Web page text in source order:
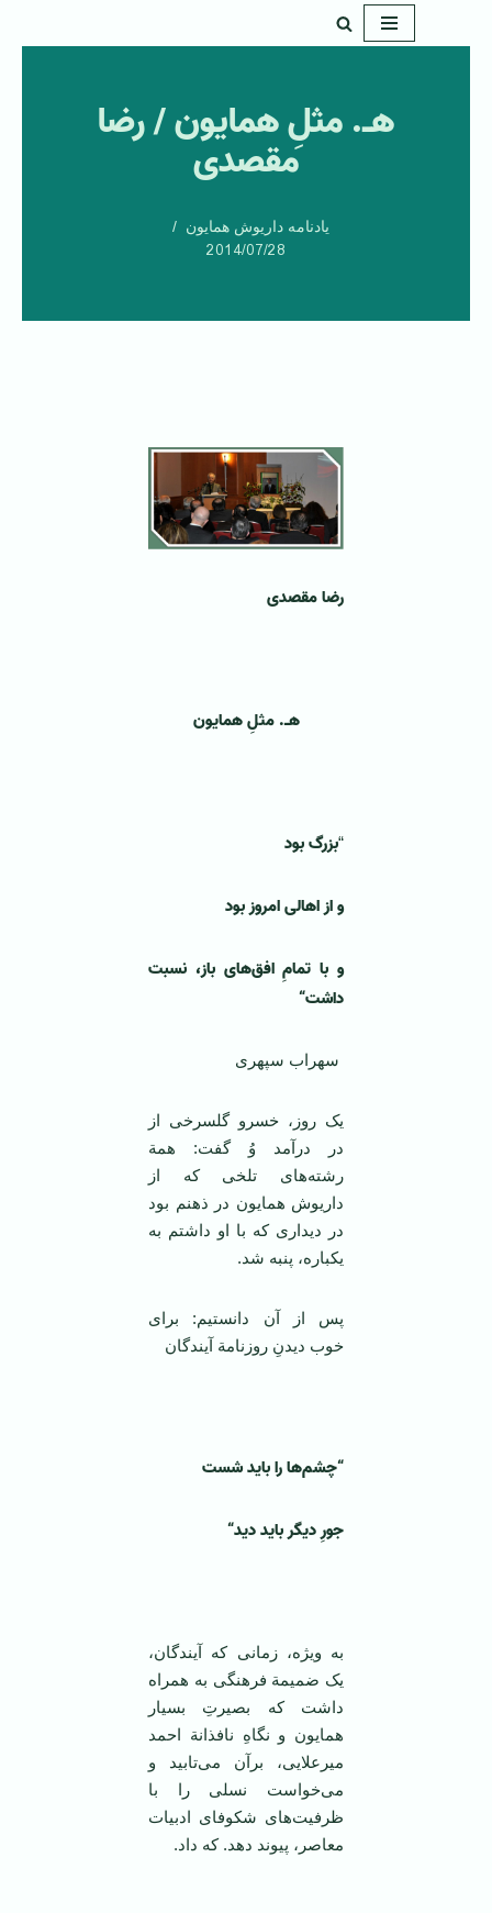
هـ. مثلِ همایون / رضا
مقصدی
یادنامه داریوش همایون
2014/07/28
رضا مقصدی
هـ. مثلِ همایون
“بزرگ بود
و از اهالی امروز بود
و با تمامِ افق‌های باز، نسبت
داشت“
سهراب سپهری
یک روز، خسرو گلسرخی از
در درآمد وُ گفت: همة
رشته‌های تلخی که از
داریوش همایون در ذهنم بود
در دیداری که با او داشتم به
یکباره، پنبه شد.
پس از آن دانستیم: برای
خوب دیدنِ روزنامة آیندگان
“چشم‌ها را باید شست
جورِ دیگر باید دید“
به ویژه، زمانی که آیندگان،
یک ضمیمة فرهنگی به همراه
داشت که بصیرتِ بسیار
همایون و نگاهِ نافذانة احمد
میرعلایی، برآن می‌تابید و
می‌خواست نسلی را با
ظرفیت‌های شکوفای ادبیات
معاصر، پیوند دهد. که داد.